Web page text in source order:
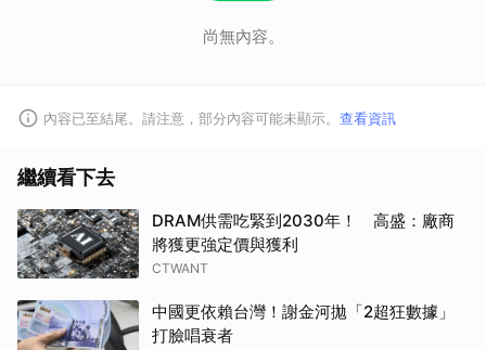
尚無內容。
內容已至結尾。請注意，部分內容可能未顯示。 查看資訊
繼續看下去
DRAM供需吃緊到2030年！ 高盛：廠商
將獲更強定價與獲利
CTWANT
中國更依賴台灣！謝金河拋「2超狂數據」
打臉唱衰者